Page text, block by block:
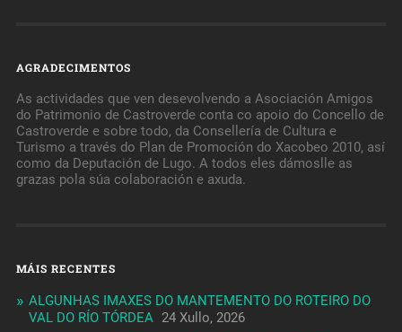
AGRADECIMENTOS
As actividades que ven desevolvendo a Asociación Amigos
do Patrimonio de Castroverde conta co apoio do Concello de
Castroverde e sobre todo, da Consellería de Cultura e
Turismo a través do Plan de Promoción do Xacobeo 2010, así
como da Deputación de Lugo. A todos eles dámoslle as
grazas pola súa colaboración e axuda.
MÁIS RECENTES
ALGUNHAS IMAXES DO MANTEMENTO DO ROTEIRO DO
VAL DO RÍO TÓRDEA 24 Xullo, 2026